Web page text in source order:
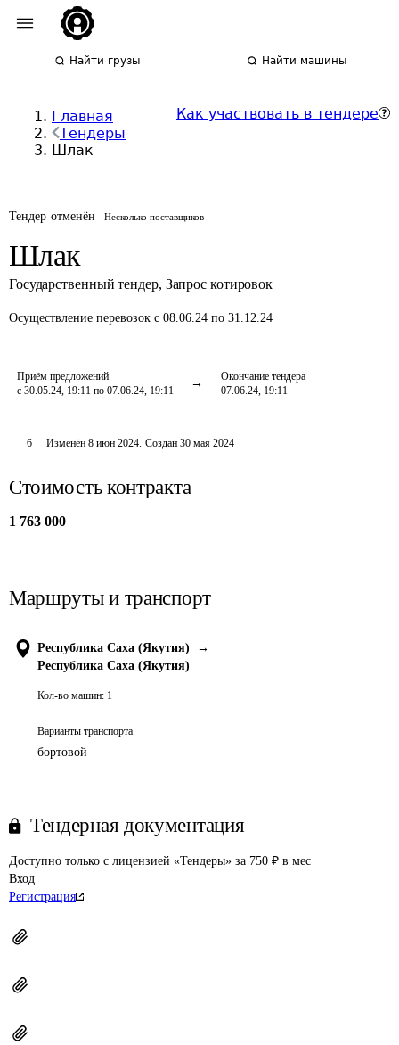
Найти грузы Найти машины
Главная
Тендеры
Шлак
Как участвовать в тендере
Тендер отменён Несколько поставщиков
Шлак
Государственный тендер, Запрос котировок
Осуществление перевозок с 08.06.24 по 31.12.24
Приём предложений
с 30.05.24, 19:11 по 07.06.24, 19:11
Окончание тендера
07.06.24, 19:11
6 Изменён 8 июн 2024. Создан 30 мая 2024
Стоимость контракта
1 763 000
Маршруты и транспорт
Республика Саха (Якутия)
→
Республика Саха (Якутия)
Кол-во машин: 1
Варианты транспорта
бортовой
Тендерная документация
Доступно только с лицензией «Тендеры» за 750 ₽ в мес
Вход
Регистрация